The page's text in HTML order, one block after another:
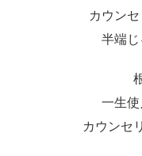
カウン
半端じ
一生
カウンセ